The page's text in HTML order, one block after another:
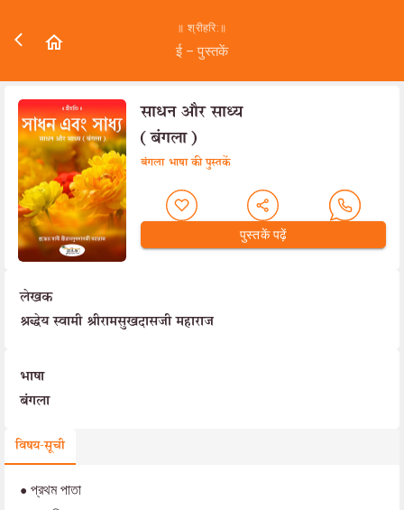
॥ श्रीहरि:॥
ई – पुस्तकें
साधन और साध्य
(बंगला)
बंगला भाषा की पुस्तकें
पुस्तकें पढ़ें
लेखक
श्रद्धेय स्वामी श्रीरामसुखदासजी महाराज
भाषा
बंगला
विषय-सूची
• প্রথম পাতা